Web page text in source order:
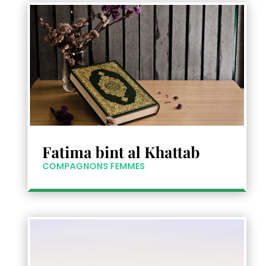
Fatima bint al Khattab
COMPAGNONS FEMMES